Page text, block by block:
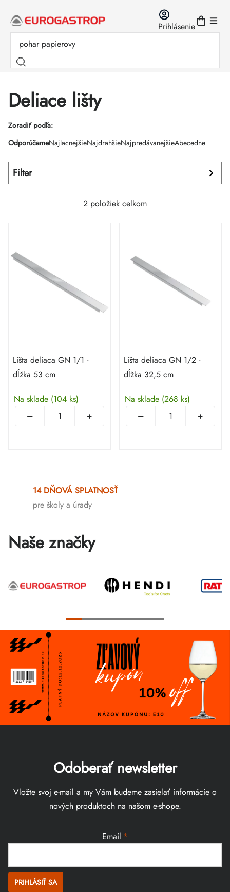
obsah
Prihlásenie
Deliace lišty
Zoradiť podľa:
Radenie
produktov
OdporúčameNajlacnejšieNajdrahšieNajpredávanejšieAbecedne
Filter
2 položiek celkom
Výpis
produktov
Lišta deliaca GN 1/1 -
dĺžka 53 cm
Na sklade (104 ks)
Lišta deliaca GN 1/2 -
dĺžka 32,5 cm
Na sklade (268 ks)
prvky
14 DŇOVÁ SPLATNOSŤ
pre školy a úrady
Naše značky
Odoberať newsletter
Vložte svoj e-mail a my Vám budeme zasielať informácie o
nových produktoch na našom e-shope.
Email
PRIHLÁSIŤ SA